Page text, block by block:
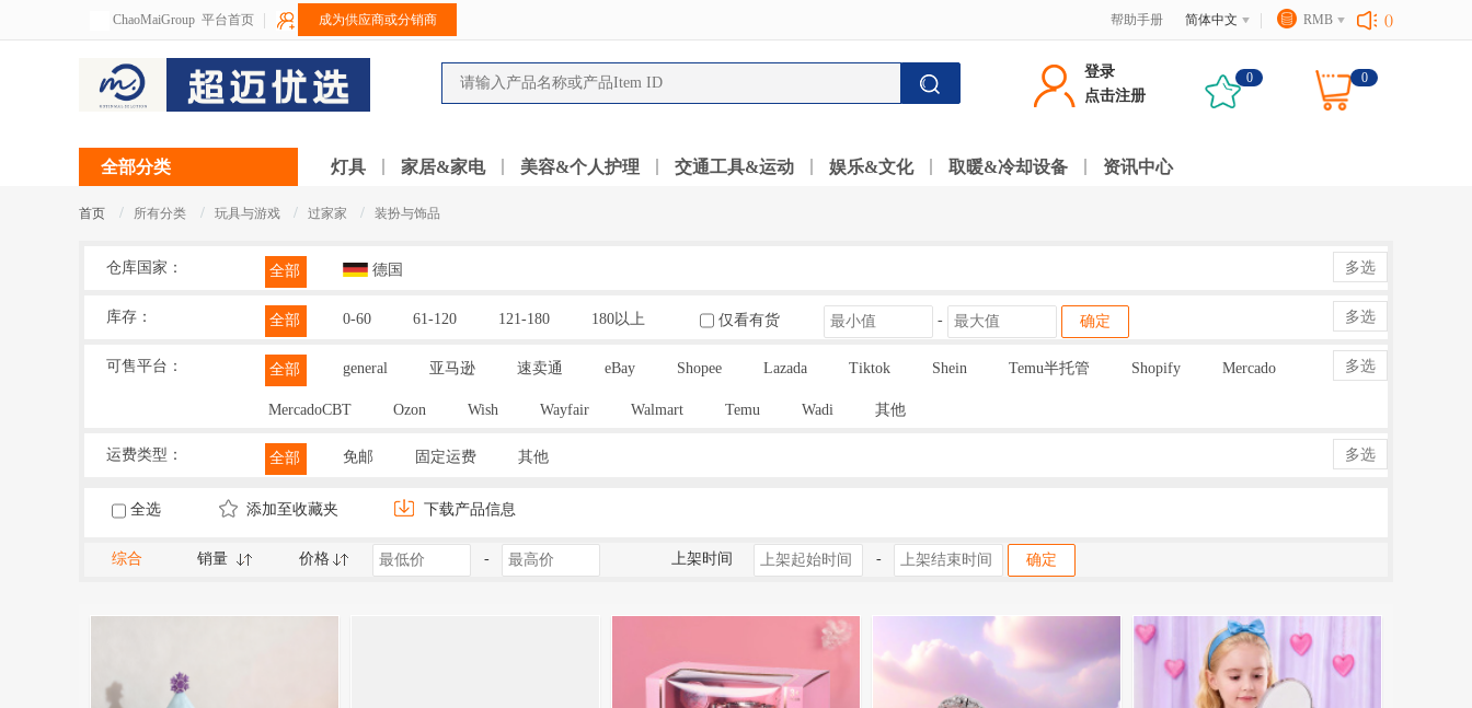
ChaoMaiGroup 平台首页 成为供应商或分销商 帮助手册 简体中文 RMB ()
登录
点击注册
0 0
全部分类 灯具 家居&家电 美容&个人护理 交通工具&运动 娱乐&文化 取暖&冷却设备 资讯中心
首页 / 所有分类 / 玩具与游戏 / 过家家 / 装扮与饰品
仓库国家： 全部 德国 多选
库存： 全部 0-60 61-120 121-180 180以上 仅看有货 - 确定 多选
可售平台： 全部 general 亚马逊 速卖通 eBay Shopee Lazada Tiktok Shein Temu半托管 Shopify Mercado
MercadoCBT Ozon Wish Wayfair Walmart Temu Wadi 其他
多选
运费类型： 全部 免邮 固定运费 其他 多选
全选 添加至收藏夹 下载产品信息
综合 销量 价格 - 上架时间 - 确定